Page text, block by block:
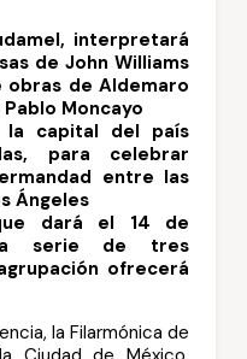
interpretará
de John Williams
obras de Aldemaro
Moncayo
la capital del país
para celebrar
entre las
Ángeles
dará el 14 de
la serie de tres
ofrecerá
la Filarmónica de